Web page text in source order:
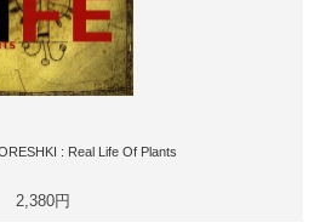
: Real Life Of Plants
2,380円